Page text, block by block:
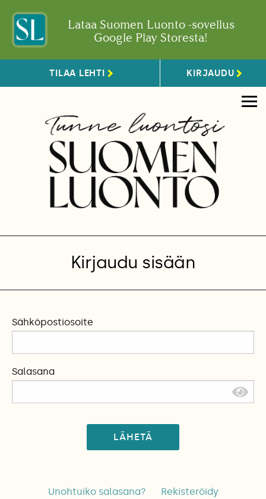
Lataa Suomen Luonto -sovellus
Google Play Storesta!
TILAA LEHTI KIRJAUDU
Kirjaudu sisään
Sähköpostiosoite
Salasana
LÄHETÄ
Unohtuiko salasana? Rekisteröidy